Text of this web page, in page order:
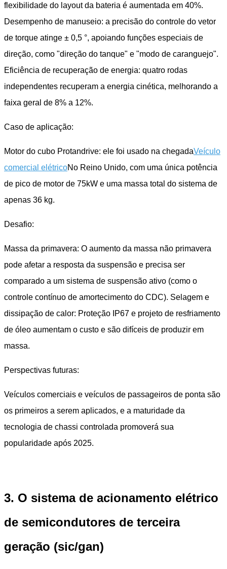
flexibilidade do layout da bateria é aumentada em 40%.
Desempenho de manuseio: a precisão do controle do vetor
de torque atinge ± 0,5 °, apoiando funções especiais de
direção, como "direção do tanque" e "modo de caranguejo".
Eficiência de recuperação de energia: quatro rodas
independentes recuperam a energia cinética, melhorando a
faixa geral de 8% a 12%.
Caso de aplicação:
Motor do cubo Protandrive: ele foi usado na chegadaVeículo
comercial elétricoNo Reino Unido, com uma única potência
de pico de motor de 75kW e uma massa total do sistema de
apenas 36 kg.
Desafio:
Massa da primavera: O aumento da massa não primavera
pode afetar a resposta da suspensão e precisa ser
comparado a um sistema de suspensão ativo (como o
controle contínuo de amortecimento do CDC). Selagem e
dissipação de calor: Proteção IP67 e projeto de resfriamento
de óleo aumentam o custo e são difíceis de produzir em
massa.
Perspectivas futuras:
Veículos comerciais e veículos de passageiros de ponta são
os primeiros a serem aplicados, e a maturidade da
tecnologia de chassi controlada promoverá sua
popularidade após 2025.
3. O sistema de acionamento elétrico
de semicondutores de terceira
geração (sic/gan)